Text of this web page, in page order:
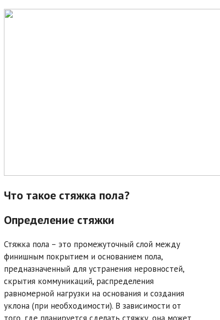
Что такое стяжка пола?
Определение стяжки
Стяжка пола – это промежуточный слой между
финишным покрытием и основанием пола,
предназначенный для устранения неровностей,
скрытия коммуникаций, распределения
равномерной нагрузки на основания и создания
уклона (при необходимости). В зависимости от